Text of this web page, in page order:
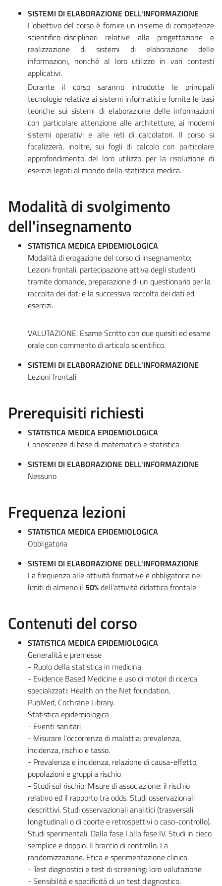
SISTEMI DI ELABORAZIONE DELL'INFORMAZIONE
L’obiettivo del corso è fornire un insieme di competenze
scientifico-disciplinari relative alla progettazione e
realizzazione di sistemi di elaborazione delle
informazioni, nonché al loro utilizzo in vari contesti
applicativi.
Durante il corso saranno introdotte le principali
tecnologie relative ai sistemi informatici e fornite le basi
teoriche sui sistemi di elaborazione delle informazioni
con particolare attenzione alle architetture, ai moderni
sistemi operativi e alle reti di calcolatori. Il corso si
focalizzerà, inoltre, sui fogli di calcolo con particolare
approfondimento del loro utilizzo per la risoluzione di
esercizi legati al mondo della statistica medica.
Modalità di svolgimento
dell'insegnamento
STATISTICA MEDICA EPIDEMIOLOGICA
Modalità di erogazione del corso di insegnamento:
Lezioni frontali, partecipazione attiva degli studenti
tramite domande, preparazione di un questionario per la
raccolta dei dati e la successiva raccolta dei dati ed
esercizi.
VALUTAZIONE: Esame Scritto con due quesiti ed esame
orale con commento di articolo scientifico.
SISTEMI DI ELABORAZIONE DELL'INFORMAZIONE
Lezioni frontali
Prerequisiti richiesti
STATISTICA MEDICA EPIDEMIOLOGICA
Conoscenze di base di matematica e statistica
SISTEMI DI ELABORAZIONE DELL'INFORMAZIONE
Nessuno
Frequenza lezioni
STATISTICA MEDICA EPIDEMIOLOGICA
Obbligatoria
SISTEMI DI ELABORAZIONE DELL'INFORMAZIONE
La frequenza alle attività formative è obbligatoria nei
limiti di almeno il 50%dell’attività didattica frontale
Contenuti del corso
STATISTICA MEDICA EPIDEMIOLOGICA
Generalità e premesse
- Ruolo della statistica in medicina.
- Evidence Based Medicine e uso di motori di ricerca
specializzati: Health on the Net foundation,
PubMed, Cochrane Library.
Statistica epidemiologica
- Eventi sanitari
- Misurare l'occorrenza di malattia: prevalenza,
incidenza, rischio e tasso.
- Prevalenza e incidenza, relazione di causa-effetto,
popolazioni e gruppi a rischio
- Studi sul rischio: Misure di associazione: il rischio
relativo ed il rapporto tra odds. Studi osservazionali
descrittivi. Studi osservazionali analitici (trasversali,
longitudinali o di coorte e retrospettivi o caso-controllo).
Studi sperimentali. Dalla fase I alla fase IV. Studi in cieco
semplice e doppio. Il braccio di controllo. La
randomizzazione. Etica e sperimentazione clinica.
- Test diagnostici e test di screening: loro valutazione
- Sensibilità e specificità di un test diagnostico.